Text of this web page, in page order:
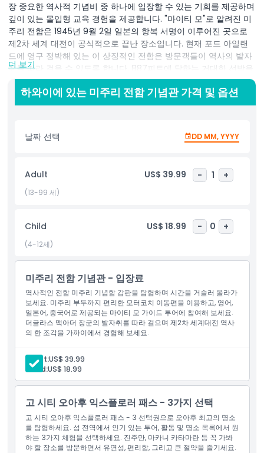
장 중요한 역사적 기념비 중 하나에 입장할 수 있는 기회를 제공하며
깊이 있는 몰입형 교육 경험을 제공합니다. "마이티 모"로 알려진 미
주리 전함은 1945년 9월 2일 일본의 항복 서명이 이루어진 곳으로
제2차 세계 대전이 공식적으로 끝난 장소입니다. 현재 포드 아일랜
드에 영구 정박해 있는 이 상징적인 전함은 방문객들이 역사의 발자
취를 따라 걸을 수 있도록 합니다. 887피트에 달하는 거대한 선박을
탐험하고, 거대한 16인치 포를 감탄하며, 평화가 선언된 바로 그 항복
갑판에 올라서 보세요. 입장권을 소지하면 승무원 숙소, 지휘 센터,
기관실 등 전문적으로 복원된 구역에 출입할 수 있으며, 인터랙티브
전, 한국 전쟁, 사막 폭풍 작전에서 수행한 역할을 강조합니다. 지식
이 풍부한 가이드들은 전 선원들의 개인적인 이야기와 직접 체험담
선사합니다. 군사 애호가, 역사 학생, 혹은 펄 하버의 주요 명소를 탐
험하는 방문객 모두에게 미주리 전함 기념관은 반드시 방문해야 할
명소입니다. 태평양으로 둘러싸인 항복 갑판 위에 서서 평화, 봉사,
센터 근처에 편리하게 위치한 미주리 전함 방문은 USS 아리조나 기
념관 같은 인근 명소들과 완벽하게 어울립니다. 오늘 미주리 전함 기
념관 티켓을 예약하고 하와이에서 가장 강력한 역사 투어 중 하나를
하이라이트
포함 사항
아동 성인 정책
운영 시간
더 보기
하와이에 있는 미주리 전함 기념관 가격 및 옵션
날짜 선택 DD MM, YYYY
Adult US$ 39.99 - 1 +
(13-99 세)
Child US$ 18.99 - 0 +
(4-12세)
미주리 전함 기념관 - 입장료
역사적인 전함 미주리 기념함 갑판을 탐험하며 시간을 거슬러 올라가
보세요. 미주리 부두까지 편리한 모터코치 이동편을 이용하고, 영어,
일본어, 중국어로 제공되는 마이티 모 가이드 투어에 참여해 보세요.
더글라스 맥아더 장군의 발자취를 따라 걸으며 제2차 세계대전 역사
의 한 조각을 가까이에서 경험해 보세요.
Adult:US$ 39.99
Child:US$ 18.99
고 시티 오아후 익스플로러 패스 - 3가지 선택
고 시티 오아후 익스플로러 패스 - 3 선택권으로 오아후 최고의 명소
를 탐험하세요. 섬 전역에서 인기 있는 투어, 활동 및 명소 목록에서 원
하는 3가지 체험을 선택하세요. 진주만, 마카니 카타마란 등 꼭 가봐
야 할 장소를 방문하면서 유연성, 편리함, 그리고 큰 절약을 즐기세요.